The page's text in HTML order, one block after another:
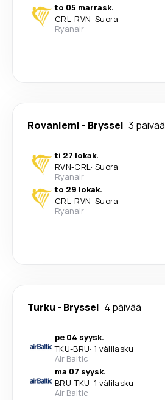
to 05 marrask.
CRL-RVN· Suora
Ryanair
Rovaniemi - Bryssel 3 päivää
ti 27 lokak.
RVN-CRL· Suora
Ryanair
to 29 lokak.
CRL-RVN· Suora
Ryanair
Turku - Bryssel 4 päivää
pe 04 syysk.
TKU-BRU· 1 välilasku
Air Baltic
ma 07 syysk.
BRU-TKU· 1 välilasku
Air Baltic